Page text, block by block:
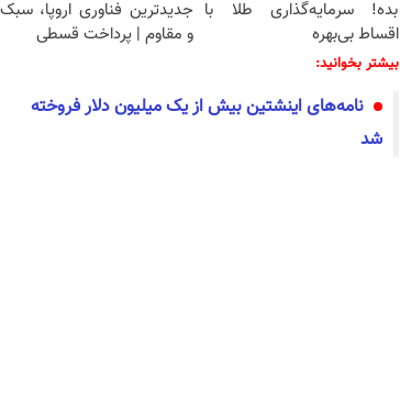
بده! سرمایه‌گذاری طلا با
اقساط بی‌بهره
جدیدترین فناوری اروپا، سبک
و مقاوم | پرداخت قسطی
بیشتر بخوانید:
نامه‌های اینشتین بیش از یک میلیون دلار فروخته
شد